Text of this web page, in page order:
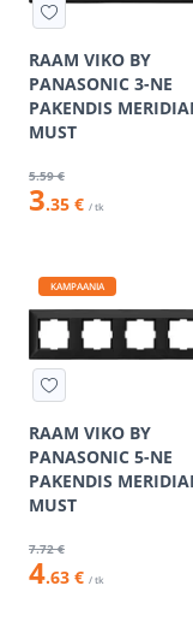
RAAM VIKO BY
PANASONIC 3-NE
PAKENDIS
MUST
5.59 €
3.35 € / tk
KAMPAANIA
RAAM VIKO BY
PANASONIC 5-NE
PAKENDIS
MUST
7.72 €
4.63 € / tk